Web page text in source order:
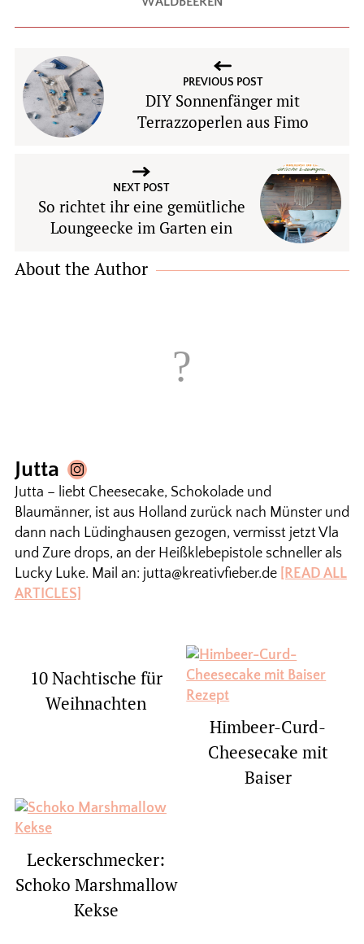
PREVIOUS POST
DIY Sonnenfänger mit
Terrazzoperlen aus Fimo
NEXT POST
So richtet ihr eine gemütliche
Loungeecke im Garten ein
About the Author
Jutta
Jutta – liebt Cheesecake, Schokolade und
Blaumänner, ist aus Holland zurück nach Münster und
dann nach Lüdinghausen gezogen, vermisst jetzt Vla
und Zure drops, an der Heißklebepistole schneller als
Lucky Luke. Mail an: jutta@kreativfieber.de [READ ALL
ARTICLES]
10 Nachtische für
Weihnachten
Himbeer-Curd-
Cheesecake mit
Baiser
Leckerschmecker:
Schoko Marshmallow
Kekse